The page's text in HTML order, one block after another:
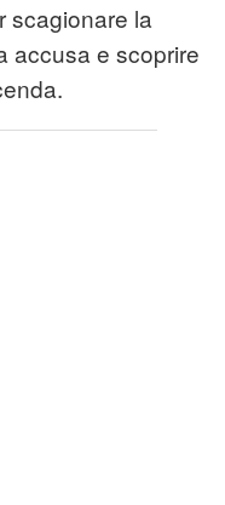
scagionare la
accusa e scoprire